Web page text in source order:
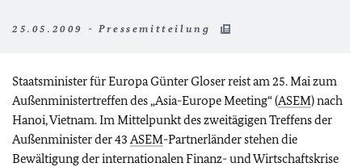
25.05.2009 - Pressemitteilung
Staatsminister für Europa Günter Gloser reist am 25. Mai zum
Außenministertreffen des „Asia-Europe Meeting“ (ASEM) nach
Hanoi, Vietnam. Im Mittelpunkt des zweitägigen Treffens der
Außenminister der 43 ASEM-Partnerländer stehen die
Bewältigung der internationalen Finanz- und Wirtschaftskrise